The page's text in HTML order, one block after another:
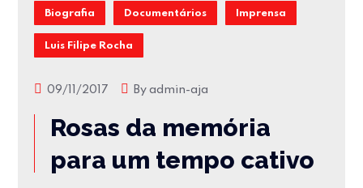
Biografia Documentários Imprensa
Luis Filipe Rocha
09/11/2017 Byadmin-aja
Rosas da memória
para um tempo cativo